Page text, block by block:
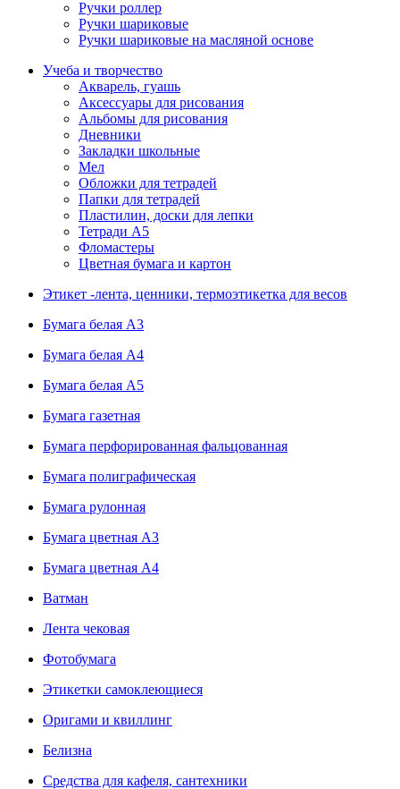
Ручки роллер
Ручки шариковые
Ручки шариковые на масляной основе
Учеба и творчество
Акварель, гуашь
Аксессуары для рисования
Альбомы для рисования
Дневники
Закладки школьные
Мел
Обложки для тетрадей
Папки для тетрадей
Пластилин, доски для лепки
Тетради А5
Фломастеры
Цветная бумага и картон
Этикет -лента, ценники, термоэтикетка для весов
Бумага белая А3
Бумага белая А4
Бумага белая А5
Бумага газетная
Бумага перфорированная фальцованная
Бумага полиграфическая
Бумага рулонная
Бумага цветная А3
Бумага цветная А4
Ватман
Лента чековая
Фотобумага
Этикетки самоклеющиеся
Оригами и квиллинг
Белизна
Средства для кафеля, сантехники